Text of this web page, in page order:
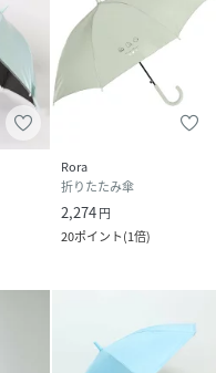
Rora
折りたたみ傘
2,274円
20ポイント(1倍)